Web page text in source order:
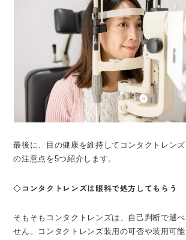
最後に、目の健康を維持してコンタクトレン
の注意点を5つ紹介します。
◇コンタクトレンズは眼科で処方してもらう
そもそもコンタクトレンズは、自己判断で選
せん。コンタクトレンズ装用の可否や装用可